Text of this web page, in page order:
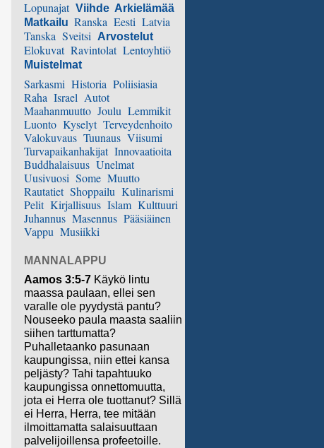
Lopunajat Viihde Arkielämää
Matkailu Ranska Eesti Latvia
Tanska Sveitsi Arvostelut
Elokuvat Ravintolat Lentoyhtiö
Muistelmat
Sarkasmi Historia Poliisiasia
Raha Israel Autot
Maahanmuutto Joulu Lemmikit
Luonto Kyselyt Terveydenhoito
Valokuvaus Tuunaus Viisumi
Turvapaikanhakijat Innovaatioita
Buddhalaisuus Unelmat
Uusivuosi Some Muutto
Rautatiet Shoppailu Kulinarismi
Pelit Kirjallisuus Islam Kulttuuri
Juhannus Masennus Pääsiäinen
Vappu Musiikki
MANNALAPPU
Aamos 3:5-7 Käykö lintu
maassa paulaan, ellei sen
varalle ole pyydystä pantu?
Nouseeko paula maasta saaliin
siihen tarttumatta?
Puhalletaanko pasunaan
kaupungissa, niin ettei kansa
peljästy? Tahi tapahtuuko
kaupungissa onnettomuutta,
jota ei Herra ole tuottanut? Sillä
ei Herra, Herra, tee mitään
ilmoittamatta salaisuuttaan
palvelijoillensa profeetoille.